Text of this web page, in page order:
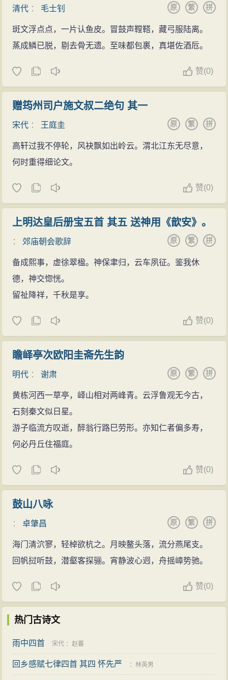
的。潮平而无浪，风顺而不猛，近看可见江水碧绿，远
望可见两岸空阔。这显然是一个晴明的、处处透露着春
天气息的夜晚，孤舟扬帆，缓行江上，不觉已到残夜。
这一联历来脍炙人口，说：“‘海日生残夜，江春入旧
年’，诗人已来少有此句。张燕公（张说）手题政事堂，
每示能文，令为楷式。”（《河岳英灵集》）明代胡应麟
在《诗薮·内编》里说，“海日”一联“形容景物，妙绝千
不叫身在“客路”的诗人顿生思乡之情呢？这两句炼字炼句
也极见功夫。作者从炼意着眼，把“日”与“春”作为新生的
美好事物的象征，提到主语的位置而加以强调，并且用
“生”字“入”字使之拟人化，赋予它们以人的意志和情思。
一种自然的理趣。海日生于残夜，将驱尽黑暗；江春，
那江上景物所表现的“春意”，闯入旧年，将赶走严冬。不
仅写景逼真，叙事确切，而且表现出具有普遍意义的生
活真理，给人以乐观、积极、向上的艺术鼓舞力量。此
妙。
海日东升，春意萌动，诗人放舟于绿水之上，继续
向青山之外的客路驶去。这时候，一群北归的大雁正掠
过晴空。雁儿正要经过洛阳的啊！诗人想起了“雁足传书”
的故事，还是托雁捎个信吧：雁儿啊，烦劳你们飞过洛
阳的时候，替我问候一下家里人。这两句紧承三联而
来，遥应首联，全篇笼罩着一层淡淡的乡思愁绪。
诗人乘舟来到北固山下，展现在眼前的是山青水碧
含自然理趣。
该诗写冬末春初、作者舟泊北固山下时看到的两岸
春景。先写青山重叠，小路蜿蜒，碧波荡漾，小船轻
波涛滚滚，诗人扬帆东下的壮观，气概豪迈。“海日生残
交替过程中的景象和心中的喜悦，由此而引动末句的乡
思，以归雁传书表达了作者对家乡的思念，春景和乡思
和谐交融。
清代 ： 毛士钊 拼
繁
原
斑文浮点点，一片认鱼皮。冒鼓声鞺鞳，藏弓服陆离。
蒸成鳞已脱，剔去骨无遗。至味都包裹，真堪佐酒卮。
赞(0)
赠筠州司户施文叔二绝句 其一
宋代 ： 王庭圭 拼
繁
原
高轩过我不停轮，风袂飘如出岭云。渭北江东无尽意，
何时重得细论文。
赞(0)
上明达皇后册宝五首 其五 送神用《歆安》。
： 郊庙朝会歌辞 拼
繁
原
备成熙事，虚徐翠楹。神保聿归，云车夙征。鉴我休
德，神交惚恍。
留祉降祥，千秋是享。
赞(0)
瞻峄亭次欧阳圭斋先生韵
明代 ：谢肃 拼
繁
原
黄栋河西一草亭，峄山相对两峰青。云浮鲁观无今古，
石刻秦文似日星。
游子临流方叹逝，醉翁行路巳劳形。亦知仁者偏多寿，
何必丹丘住福庭。
赞(0)
鼓山八咏
：卓肇昌 拼
繁
原
海门清泬寥，轻棹欲杭之。月映鳌头落，流分燕尾支。
回帆挝听鼓，潜壑客探骊。宵静波心迥，舟摇嶂势驰。
赞(0)
热门古诗文
雨中四首 宋代 ：赵蕃
回乡感赋七律四首 其四 怀先严 ：林英男